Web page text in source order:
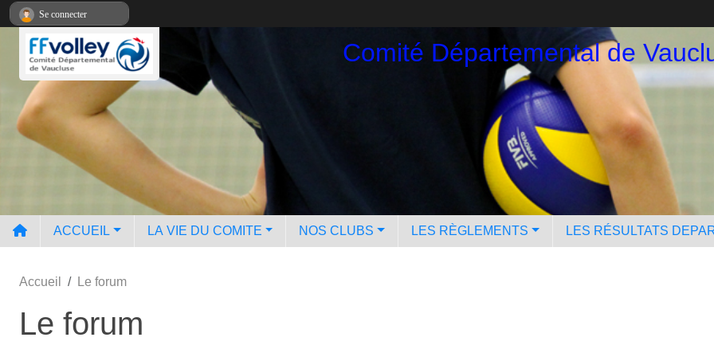
Comité Départemental de
ACCUEIL LA VIE DU COMITE NOS CLUBS LES RÈGLEMENTS LES RÉSULTATS
Accueil Le forum
Le forum
Se connecter
Panneau de gestion des cookies